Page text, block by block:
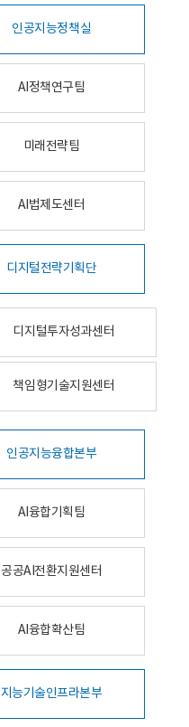
인공지능정책실
AI정책연구팀
미래전략팀
AI법제도센터
디지털전략기획단
디지털투자성과센터
책임형기술지원센터
인공지능융합본부
AI융합기획팀
공공AI전환지원센터
AI융합확산팀
지능기술인프라본부